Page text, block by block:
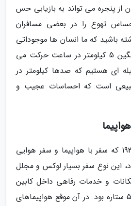
از پنجره می تواند به بازیابی حس
تهوع را در بعضی مسافران
باشید که ما انسان ها موجوداتی
هستیم که به طور میانگین 5 کیلومتر در ساعت حرکت می
ای هستیم که صدها کیلومتر در
است که احساسات عجیب و
در دهه های 1920 و 1930 که سفر با هواپیما و سفر هوایی
این نوع سفر بسیار لوکس و مجلل
و خدمات رفاهی داخل کابین
هواپیما مثل یک هتل 5 ستاره بود. در آن موقع هواپیماهای